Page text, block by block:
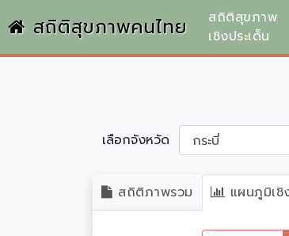
สถิติสุขภาพคนไทย
สถิติสุขภาพ
เชิงประเด็น
เลือกจังหวัด
สถิติภาพรวม แผนภูมิเชิ